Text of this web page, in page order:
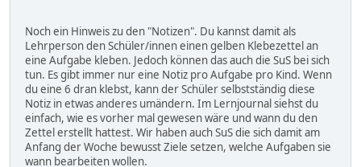
Noch ein Hinweis zu den "Notizen". Du kannst damit als
Lehrperson den Schüler/innen einen gelben Klebezettel an
eine Aufgabe kleben. Jedoch können das auch die SuS bei sich
tun. Es gibt immer nur eine Notiz pro Aufgabe pro Kind. Wenn
du eine 6 dran klebst, kann der Schüler selbstständig diese
Notiz in etwas anderes umändern. Im Lernjournal siehst du
einfach, wie es vorher mal gewesen wäre und wann du den
Zettel erstellt hattest. Wir haben auch SuS die sich damit am
Anfang der Woche bewusst Ziele setzen, welche Aufgaben sie
wann bearbeiten wollen.